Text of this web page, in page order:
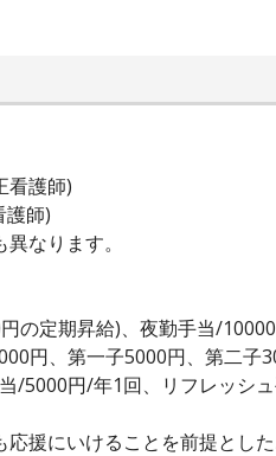
看護師)
護師)
なります。
の定期昇給)、夜勤手当/
円、第一子5000円、第二子
/5000円/年1回、リフレッシ
援にいけることを前提とし